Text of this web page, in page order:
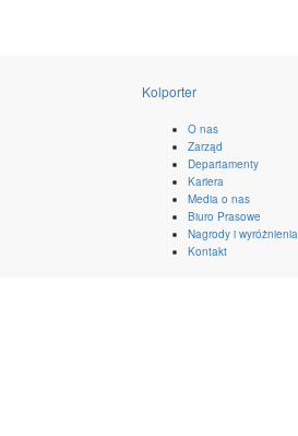
Kolporter
O nas
Zarząd
Departamenty
Kariera
Media o nas
Biuro Prasowe
Nagrody i wyróżnienia
Kontakt